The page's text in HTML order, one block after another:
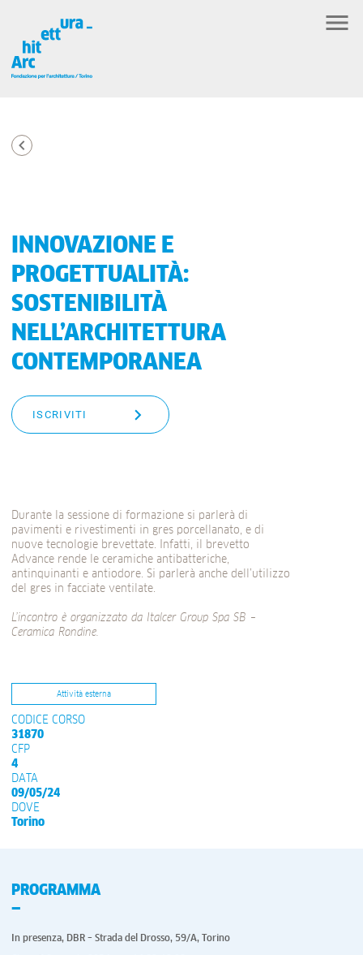
INNOVAZIONE E
PROGETTUALITÀ:
SOSTENIBILITÀ
NELL’ARCHITETTURA
CONTEMPORANEA
ISCRIVITI
Durante la sessione di formazione si parlerà di
pavimenti e rivestimenti in gres porcellanato, e di
nuove tecnologie brevettate. Infatti, il brevetto
Advance rende le ceramiche antibatteriche,
antinquinanti e antiodore. Si parlerà anche dell’utilizzo
del gres in facciate ventilate.
L’incontro è organizzato da Italcer Group Spa SB –
Ceramica Rondine.
Attività esterna
CODICE CORSO
31870
CFP
4
DATA
09/05/24
DOVE
Torino
PROGRAMMA
In presenza, DBR – Strada del Drosso, 59/A, Torino